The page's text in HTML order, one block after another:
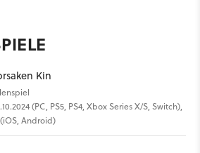
Kin
(PC, PS5, PS4, Xbox Series X/S, Switch),
Android)